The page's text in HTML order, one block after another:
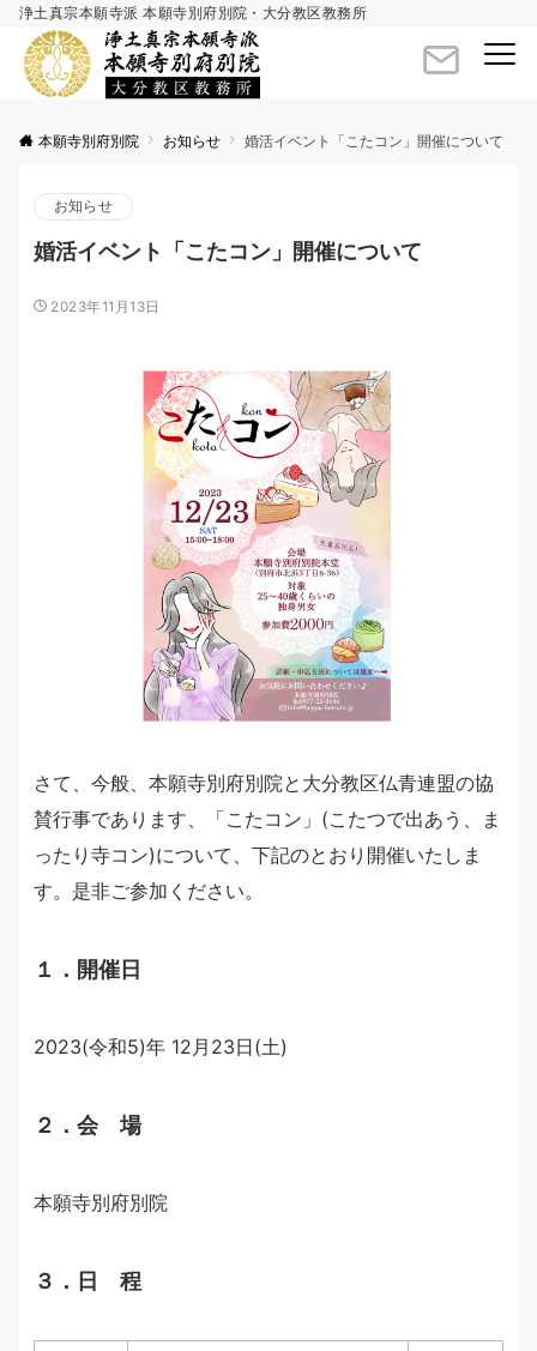
浄土真宗本願寺派 本願寺別府別院・大分教区教務所
本願寺別府別院 お知らせ 婚活イベント「こたコン」開催について
お知らせ
婚活イベント「こたコン」開催について
2023年11月13日
さて、今般、本願寺別府別院と大分教区仏青連盟の協
賛行事であります、「こたコン」(こたつで出あう、ま
ったり寺コン)について、下記のとおり開催いたしま
す。是非ご参加ください。
１．開催日
2023(令和5)年 12月23日(土)
２．会 場
本願寺別府別院
３．日 程